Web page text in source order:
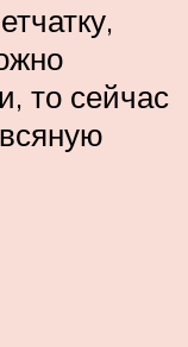
то сейчас